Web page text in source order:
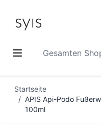
Gesamten Shop
Startseite
/ APIS Api-Podo
100ml